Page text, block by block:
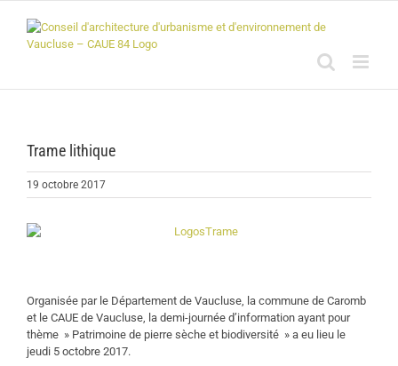
contenu
Trame lithique
19 octobre 2017
Organisée par le Département de Vaucluse, la commune de Caromb
et le CAUE de Vaucluse, la demi-journée d’information ayant pour
thème » Patrimoine de pierre sèche et biodiversité » a eu lieu le
jeudi 5 octobre 2017.